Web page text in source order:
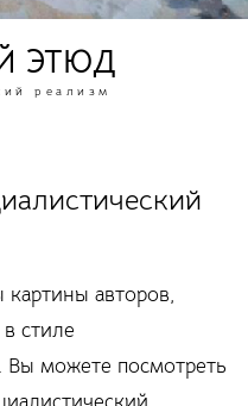
ЭТЮД
реализм
картины авторов,
стиле
Вы можете посмотреть